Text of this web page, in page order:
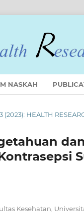
NASKAH
(2023): HEALTH
Kesehatan,